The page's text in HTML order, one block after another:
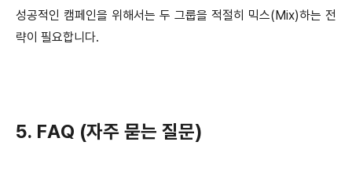
성공적인 캠페인을 위해서는 두 그룹을 적절히 믹스(Mix)하는 전
략이 필요합니다.
5. FAQ (자주 묻는 질문)